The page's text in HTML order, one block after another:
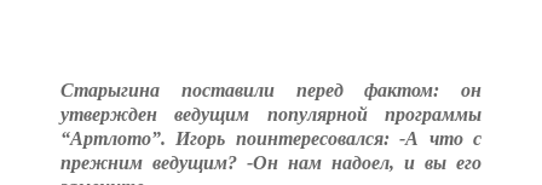
Старыгина поставили перед фактом: он
утвержден ведущим популярной программы
“Артлото”. Игорь поинтересовался: -А что с
прежним ведущим? -Он нам надоел, и вы его